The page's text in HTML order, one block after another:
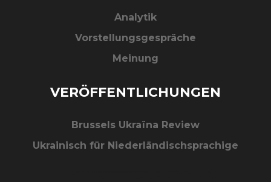
Analytik
Vorstellungsgespräche
Meinung
VERÖFFENTLICHUNGEN
Brussels Ukraїna Review
Ukrainisch für Niederländischsprachige